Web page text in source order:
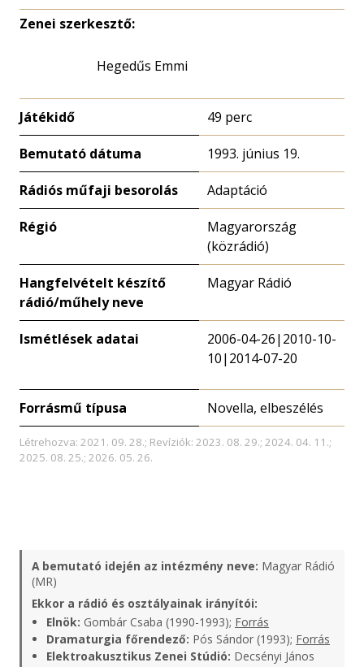
Zenei szerkesztő:
Hegedűs Emmi
Játékidő 49 perc
Bemutató dátuma 1993. június 19.
Rádiós műfaji besorolás Adaptáció
Régió
Magyarország
(közrádió)
Hangfelvételt készítő
rádió/műhely neve
Magyar Rádió
Ismétlések adatai
2006-04-26|2010-10-
10|2014-07-20
Forrásmű típusa Novella, elbeszélés
Létrehozva: 2021. 09. 28.; Revíziók: 2023. 08. 29.; 2024. 04. 11.;
2025. 08. 25.; 2026. 05. 26.
A bemutató idején az intézmény neve: Magyar Rádió
(MR)
Ekkor a rádió és osztályainak irányítói:
Elnök: Gombár Csaba (1990-1993); Forrás
Dramaturgia főrendező: Pós Sándor (1993); Forrás
Elektroakusztikus Zenei Stúdió: Decsényi János